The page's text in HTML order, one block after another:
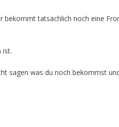
bekommt tatsächlich noch eine
ist.
sagen was du noch bekommst